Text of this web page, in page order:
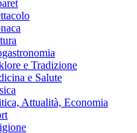
e Tradizione
e Salute
Attualità, Economia